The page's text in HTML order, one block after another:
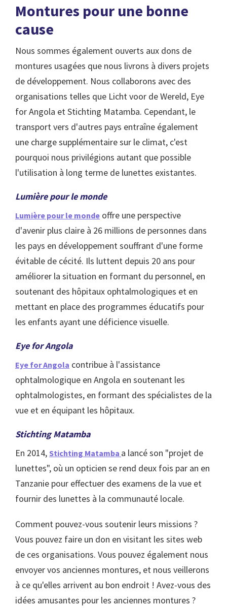
Montures pour une bonne
cause
Nous sommes également ouverts aux dons de
montures usagées que nous livrons à divers projets
de développement. Nous collaborons avec des
organisations telles que Licht voor de Wereld, Eye
for Angola et Stichting Matamba. Cependant, le
transport vers d'autres pays entraîne également
une charge supplémentaire sur le climat, c'est
pourquoi nous privilégions autant que possible
l'utilisation à long terme de lunettes existantes.
Lumière pour le monde
Lumière pour le monde offre une perspective
d'avenir plus claire à 26 millions de personnes dans
les pays en développement souffrant d'une forme
évitable de cécité. Ils luttent depuis 20 ans pour
améliorer la situation en formant du personnel, en
soutenant des hôpitaux ophtalmologiques et en
mettant en place des programmes éducatifs pour
les enfants ayant une déficience visuelle.
Eye for Angola
Eye for Angola contribue à l'assistance
ophtalmologique en Angola en soutenant les
ophtalmologistes, en formant des spécialistes de la
vue et en équipant les hôpitaux.
Stichting Matamba
En 2014, Stichting Matamba a lancé son "projet de
lunettes", où un opticien se rend deux fois par an en
Tanzanie pour effectuer des examens de la vue et
fournir des lunettes à la communauté locale.
Comment pouvez-vous soutenir leurs missions ?
Vous pouvez faire un don en visitant les sites web
de ces organisations. Vous pouvez également nous
envoyer vos anciennes montures, et nous veillerons
à ce qu'elles arrivent au bon endroit ! Avez-vous des
idées amusantes pour les anciennes montures ?